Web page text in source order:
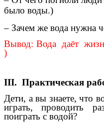
было воды.)
– Зачем же вода нужна
Вывод: Вода даёт
)
III. Практическая
Дети, а вы знаете, что
играть, проводить
поиграть с водой?